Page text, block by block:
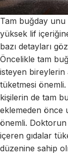
Tam buğday
yüksek lif
bazı detayları
Öncelikle tam
isteyen bireylerin
tüketmesi
kişilerin de tam
eklemeden önce
önemli.
içeren gıdalar
düzenine sahip